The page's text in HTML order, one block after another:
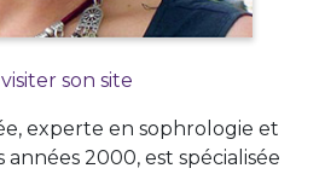
son site
experte en sophrologie et
2000, est spécialisée